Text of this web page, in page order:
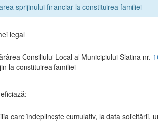
sprijinului financiar la constituirea familiei
legal
Consiliului Local al Municipiului Slatina nr.
la constituirea familiei
care îndeplinește cumulativ, la data solicitării,